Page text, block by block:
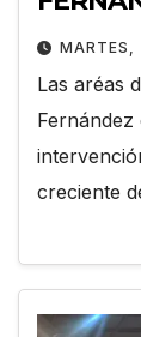
Las aréas
Fernández
creciente